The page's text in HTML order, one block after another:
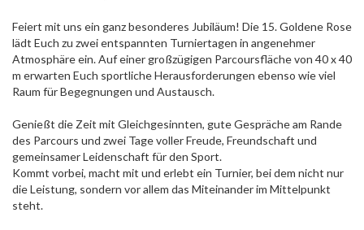
Feiert mit uns ein ganz besonderes Jubiläum! Die 15. Goldene Rose
lädt Euch zu zwei entspannten Turniertagen in angenehmer
Atmosphäre ein. Auf einer großzügigen Parcoursfläche von 40 x 40
m erwarten Euch sportliche Herausforderungen ebenso wie viel
Raum für Begegnungen und Austausch.
Genießt die Zeit mit Gleichgesinnten, gute Gespräche am Rande
des Parcours und zwei Tage voller Freude, Freundschaft und
gemeinsamer Leidenschaft für den Sport.
Kommt vorbei, macht mit und erlebt ein Turnier, bei dem nicht nur
die Leistung, sondern vor allem das Miteinander im Mittelpunkt
steht.